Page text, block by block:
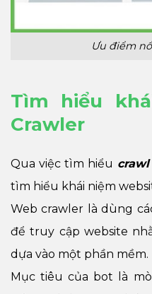
Ưu điểm
Tìm hiểu
Crawler
Qua việc tìm hiểu
tìm hiểu khái niệm
Web crawler là dùng
để truy cập website
dựa vào một phần mềm.
Mục tiêu của bot là